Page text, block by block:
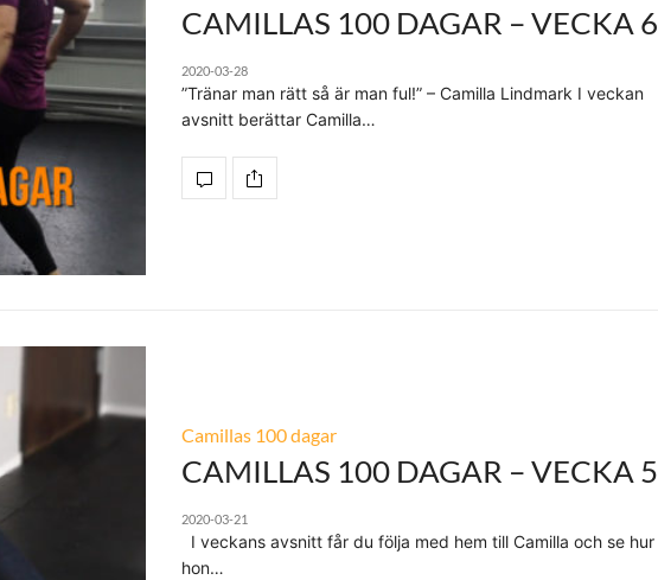
CAMILLAS 100 DAGAR – VECKA 6
2020-03-28
”Tränar man rätt så är man ful!” – Camilla Lindmark I veckan
avsnitt berättar Camilla…
Camillas 100 dagar
CAMILLAS 100 DAGAR – VECKA 5
2020-03-21
I veckans avsnitt får du följa med hem till Camilla och se hur
hon…